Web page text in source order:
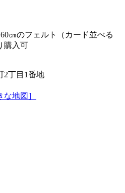
㎝のフェルト（カード並べる
購入可
2丁目1番地
地図］